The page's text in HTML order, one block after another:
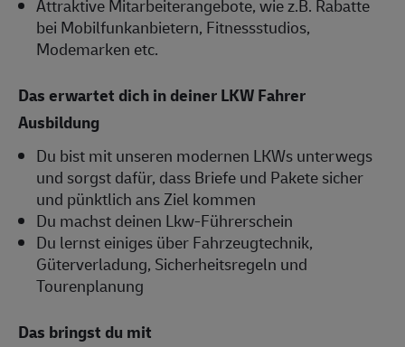
Attraktive Mitarbeiterangebote, wie z.B. Rabatte
bei Mobilfunkanbietern, Fitnessstudios,
Modemarken etc.
Das erwartet dich in deiner LKW Fahrer
Ausbildung
Du bist mit unseren modernen LKWs unterwegs
und sorgst dafür, dass Briefe und Pakete sicher
und pünktlich ans Ziel kommen
Du machst deinen Lkw-Führerschein
Du lernst einiges über Fahrzeugtechnik,
Güterverladung, Sicherheitsregeln und
Tourenplanung
Das bringst du mit